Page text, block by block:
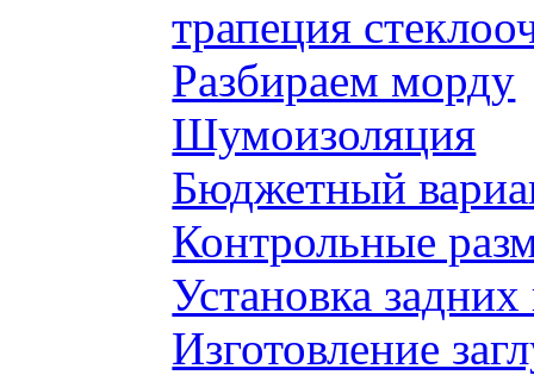
трапеция
Разбираем морду
Шумоизоляция
Бюджетный
Контрольные
Установка
Изготовление